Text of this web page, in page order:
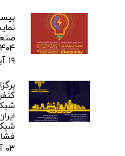
۱۹ آبان ۰۴
۰۳ آبان ۰۴